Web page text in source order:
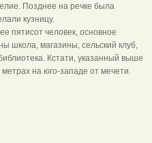
Позднее на речке была
кузницу.
пятисот человек, основное
школа, магазины, сельский клуб,
Кстати, указанный выше
на юго-западе от мечети.